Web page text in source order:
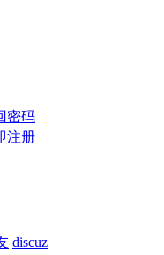
密码
注册
discuz